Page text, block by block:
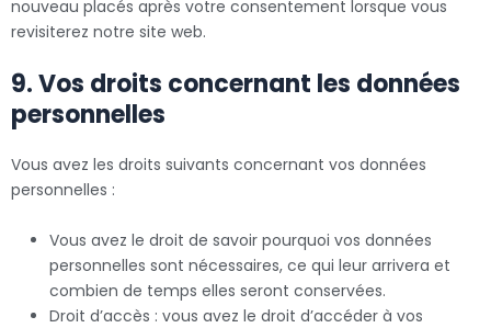
nouveau placés après votre consentement lorsque vous
revisiterez notre site web.
9. Vos droits concernant les données
personnelles
Vous avez les droits suivants concernant vos données
personnelles :
Vous avez le droit de savoir pourquoi vos données
personnelles sont nécessaires, ce qui leur arrivera et
combien de temps elles seront conservées.
Droit d’accès : vous avez le droit d’accéder à vos